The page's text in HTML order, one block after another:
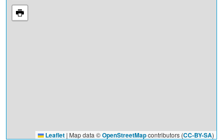
Leaflet | Map data ©OpenStreetMapcontributors (CC-BY-SA)